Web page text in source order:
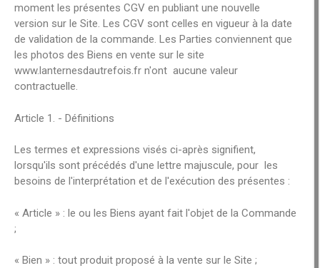
moment les présentes CGV en publiant une nouvelle
version sur le Site. Les CGV sont celles en vigueur à la date
de validation de la commande. Les Parties conviennent que
les photos des Biens en vente sur le site
www.lanternesdautrefois.fr n'ont aucune valeur
contractuelle.
Article 1. - Définitions
Les termes et expressions visés ci-après signifient,
lorsqu'ils sont précédés d'une lettre majuscule, pour les
besoins de l'interprétation et de l'exécution des présentes :
« Article » : le ou les Biens ayant fait l'objet de la Commande
;
« Bien » : tout produit proposé à la vente sur le Site ;